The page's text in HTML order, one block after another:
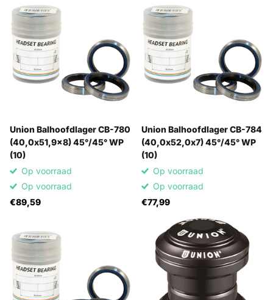
Union Balhoofdlager CB-780
(40,0x51,9x8) 45°/45° WP
(10)
Op voorraad
Op voorraad
€89,59
Union Balhoofdlager CB-784
(40,0x52,0x7) 45°/45° WP
(10)
Op voorraad
Op voorraad
€77,99